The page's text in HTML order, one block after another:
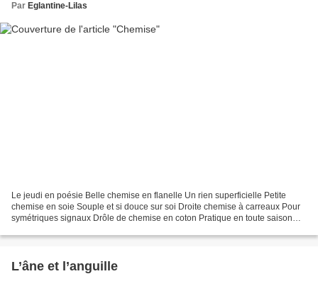
Par Eglantine-Lilas
Le jeudi en poésie Belle chemise en flanelle Un rien superficielle Petite
chemise en soie Souple et si douce sur soi Droite chemise à carreaux Pour
symétriques signaux Drôle de chemise en coton Pratique en toute saison
L’âne et l’anguille